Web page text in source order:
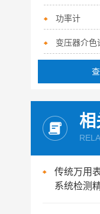
功率计
变压器介色
相
传统万用
系统检测